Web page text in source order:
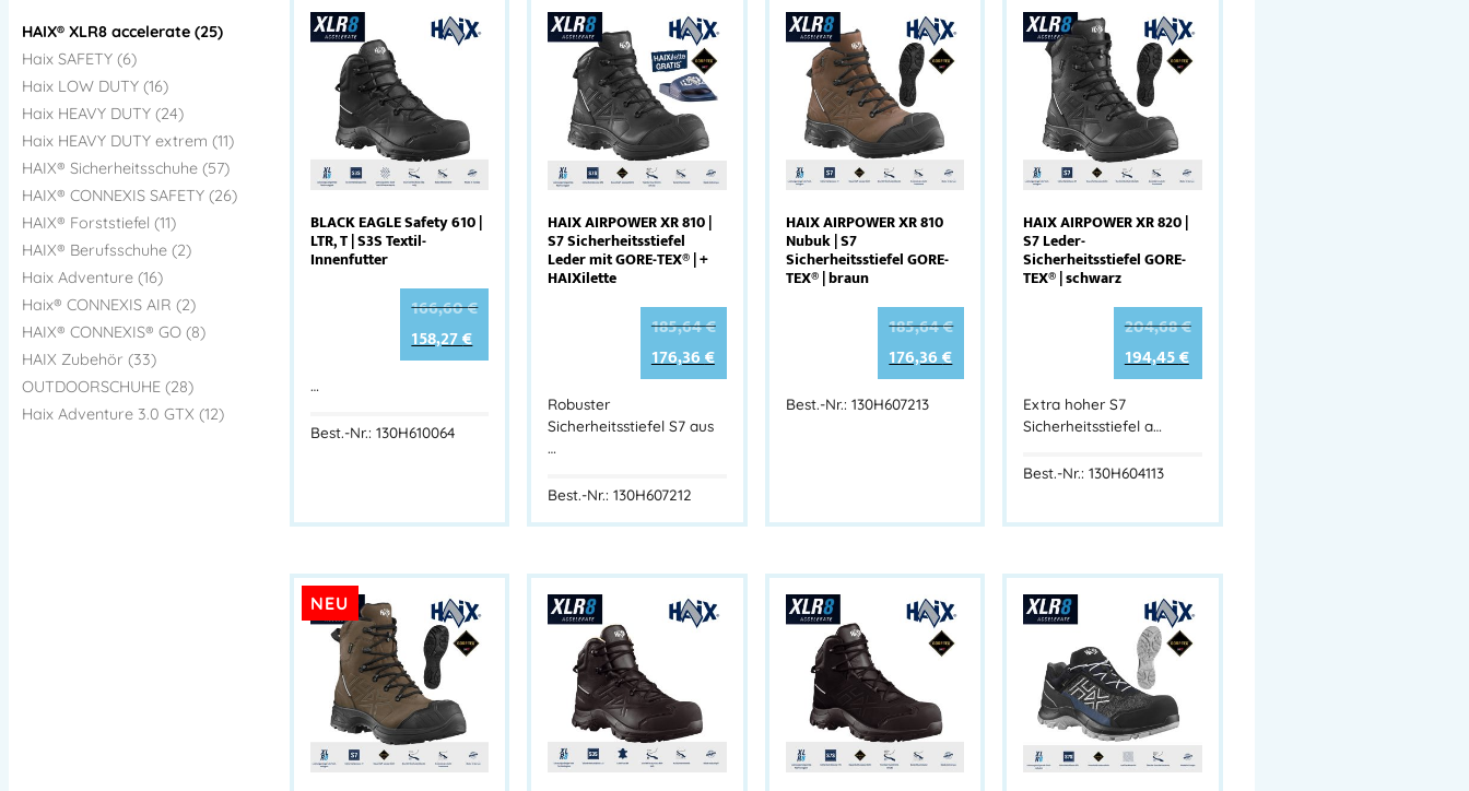
HAIX® XLR8 accelerate (25)
Haix SAFETY (6)
Haix LOW DUTY (16)
Haix HEAVY DUTY (24)
Haix HEAVY DUTY extrem (11)
HAIX® Sicherheitsschuhe (57)
HAIX® CONNEXIS SAFETY (26)
HAIX® Forststiefel (11)
HAIX® Berufsschuhe (2)
Haix Adventure (16)
Haix® CONNEXIS AIR (2)
HAIX® CONNEXIS® GO (8)
HAIX Zubehör (33)
OUTDOORSCHUHE (28)
Haix Adventure 3.0 GTX (12)
BLACK EAGLE Safety 610 |
LTR, T | S3S Textil-
Innenfutter
166,60€
158,27€
…
Best.-Nr.: 130H610064
HAIX AIRPOWER XR 810 |
S7 Sicherheitsstiefel
Leder mit GORE-TEX® | +
HAIXilette
185,64€
176,36€
Robuster
Sicherheitsstiefel S7 aus
…
Best.-Nr.: 130H607212
HAIX AIRPOWER XR 810
Nubuk | S7
Sicherheitsstiefel GORE-
TEX® | braun
185,64€
176,36€
Best.-Nr.: 130H607213
HAIX AIRPOWER XR 820 |
S7 Leder-
Sicherheitsstiefel GORE-
TEX® | schwarz
204,68€
194,45€
Extra hoher S7
Sicherheitsstiefel a…
Best.-Nr.: 130H604113
NEU